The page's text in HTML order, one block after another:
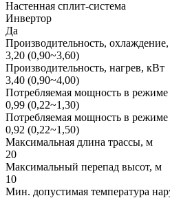
Настенная сплит-система
Инвертор
Да
Производительность,
3,20 (0,90~3,60)
Производительность, нагрев, кВт
3,40 (0,90~4,00)
Потребляемая мощность в
0,99 (0,22~1,30)
Потребляемая мощность в режиме
0,92 (0,22~1,50)
Максимальная длина трассы, м
20
Максимальный перепад высот, м
10
Мин. допустимая температура